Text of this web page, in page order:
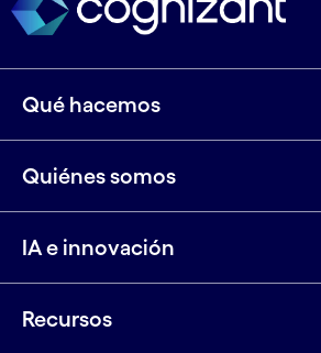
Qué hacemos
Quiénes somos
IA e innovación
Recursos